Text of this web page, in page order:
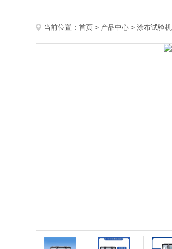
当前位置： 首页 > 产品中心 > 涂布试验机